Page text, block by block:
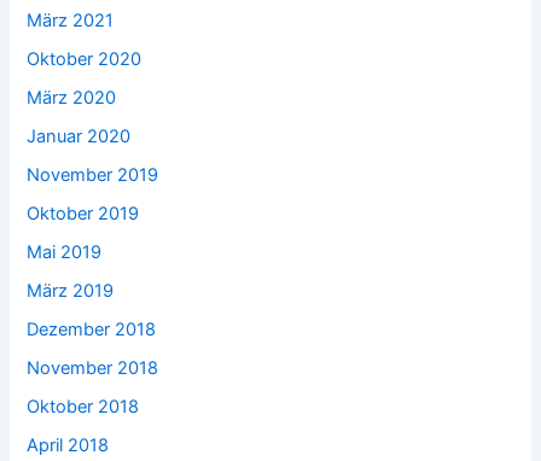
März 2021
Oktober 2020
März 2020
Januar 2020
November 2019
Oktober 2019
Mai 2019
März 2019
Dezember 2018
November 2018
Oktober 2018
April 2018